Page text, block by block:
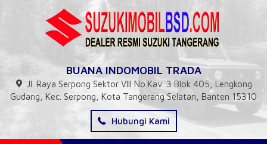
BUANA INDOMOBIL TRADA
Jl. Raya Serpong Sektor VIII No.Kav. 3 Blok 405, Lengkong
Gudang, Kec. Serpong, Kota Tangerang Selatan, Banten 15310
Hubungi Kami